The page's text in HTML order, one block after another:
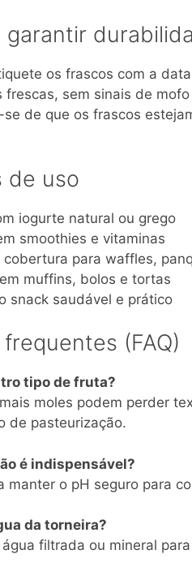
garantir
os frascos com a
frescas, sem sinais de
de que os frascos
de uso
iogurte natural ou grego
smoothies e vitaminas
cobertura para waffles,
muffins, bolos e tortas
snack saudável e prático
(FAQ)
tipo de fruta?
moles podem perder
de pasteurização.
é indispensável?
manter o pH seguro para
da torneira?
filtrada ou mineral